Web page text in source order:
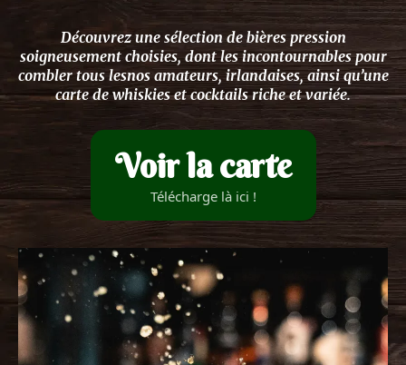
Découvrez une sélection de bières pression
soigneusement choisies, dont les incontournables pour
combler tous lesnos amateurs, irlandaises, ainsi qu’une
carte de whiskies et cocktails riche et variée.
Voir la carte
Télécharge là ici !